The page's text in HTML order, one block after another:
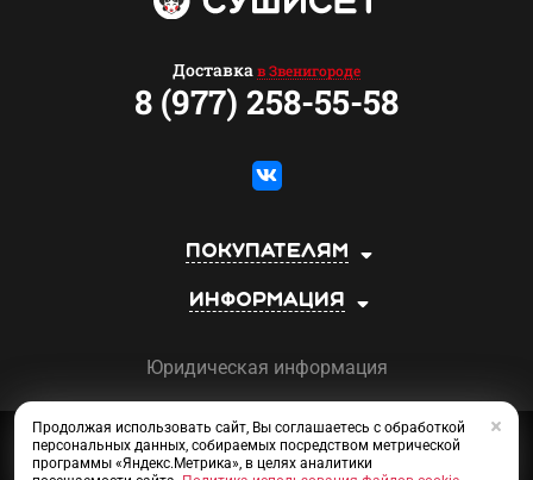
Покупателям
Информация
Доставка в Звенигороде
8 (977) 258-55-58
Юридическая информация
Сеть магазинов «СУШИСЕТ»
©2013-2026
Приготовлено вSEONITY
Продолжая использовать сайт, Вы соглашаетесь с обработкой
персональных данных, собираемых посредством метрической
программы «Яндекс.Метрика», в целях аналитики